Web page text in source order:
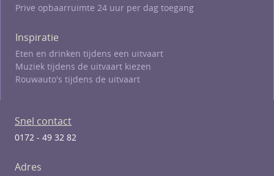
Prive opbaarruimte 24 uur per dag toegang
Inspiratie
Eten en drinken tijdens een uitvaart
Muziek tijdens de uitvaart kiezen
Rouwauto's tijdens de uitvaart
Snel contact
0172 - 49 32 82
Adres